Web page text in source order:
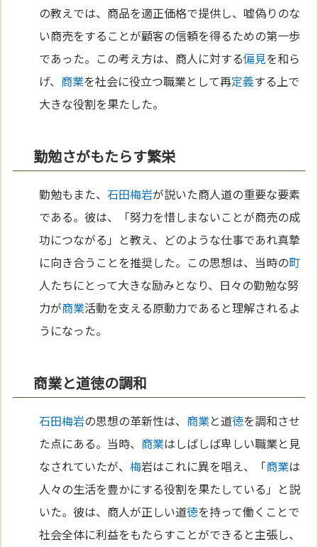
の教えでは、商品を適正価格で提供し、嘘偽りのな
い商売をすることが顧客の信頼を得るための第一歩
であった。この考え方は、商人に対する偏見を和ら
げ、 商業を社会に役立つ職業として再定義する上で
大きな役割を果たした。
勤勉さがもたらす繁栄
勤勉もまた、石田梅岩が説いた商人道の重要な要素
である。彼は、「努力を惜しまないことが商売の成
功につながる」と教え、どのような仕事であれ真摯
に向き合うことを推奨した。この思想は、当時の町
人たちにとって大きな励みとなり、日々の勤勉な努
力が商業活動を支える原動力であると理解されるよ
うになった。
商業と道徳の調和
石田梅岩の思想の革新性は、 商業と道徳を調和させ
た点にある。当時、 商業はしばしば卑しい職業と見
なされていたが、梅岩はこれに異を唱え、「商業は
人々の生活を豊かにする役割を果たしている」と説
いた。彼は、商人が正しい道徳を持って働くことで
社会全体に利益をもたらすことができると主張し、